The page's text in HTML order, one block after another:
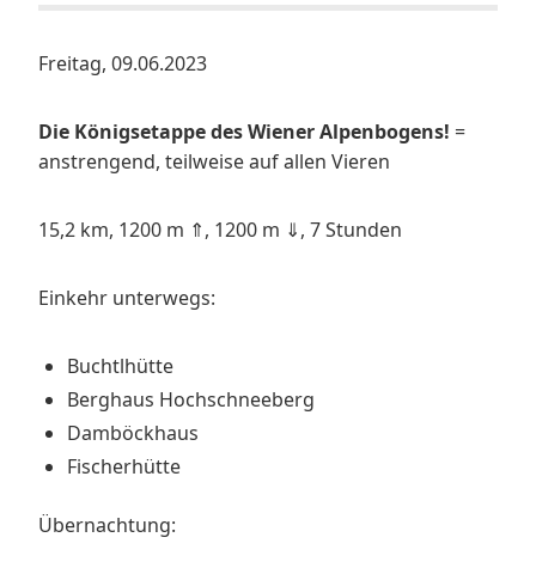
Freitag, 09.06.2023
Die Königsetappe des Wiener Alpenbogens! =
anstrengend, teilweise auf allen Vieren
15,2 km, 1200 m ⇑, 1200 m ⇓, 7 Stunden
Einkehr unterwegs:
Buchtlhütte
Berghaus Hochschneeberg
Damböckhaus
Fischerhütte
Übernachtung: